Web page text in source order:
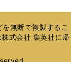
開
く
無断で複製するこ
式会社 集英社に帰